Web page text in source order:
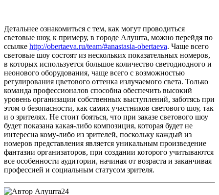
Детальнее ознакомиться с тем, как могут проводиться
световые шоу, к примеру, в городе Алушта, можно перейдя по
ссылке http://obertaeva.ru/team/#anastasia-obertaeva. Чаще всего
световые шоу состоят из нескольких показательных номеров,
в которых используется большое количество светодиодного и
неонового оборудования, чаще всего с возможностью
регулирования цветового оттенка излучаемого света. Только
команда профессионалов способна обеспечить высокий
уровень организации собственных выступлений, заботясь при
этом о безопасности, как самих участников светового шоу, так
и о зрителях. Не стоит бояться, что при заказе светового шоу
будет показана какая-либо композиция, которая будет не
интересна кому-либо из зрителей, поскольку каждый из
номеров представления является уникальным произведение
фантазии организаторов, при создании которого учитываются
все особенности аудитории, начиная от возраста и заканчивая
профессией и социальным статусом зрителя.